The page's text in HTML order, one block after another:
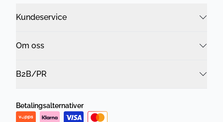
Kundeservice
Om oss
B2B/PR
Betalingsalternativer